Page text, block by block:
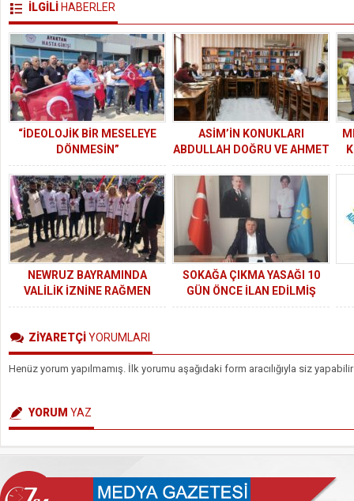
İLGİLİ HABERLER
“İDEOLOJİK BİR MESELEYE
DÖNMESİN”
ASİM’İN KONUKLARI
ABDULLAH DOĞRU VE AHMET
ZENBİLCİ OLDU
NEWRUZ BAYRAMINDA
VALİLİK İZNİNE RAĞMEN
TOPLANTI VE GÖSTERİ HAKKI
SOKAĞA ÇIKMA YASAĞI 10
GÜN ÖNCE İLAN EDİLMİŞ
OLMALIYDI
ZİYARETÇİYORUMLARI
Henüz yorum yapılmamış. İlk yorumu aşağıdaki form aracılığıyla siz
YORUM YAZ